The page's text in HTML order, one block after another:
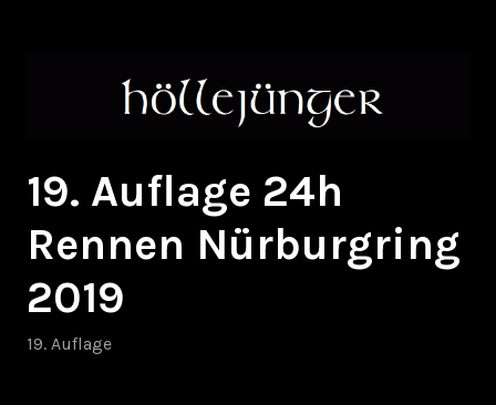
19. Auflage 24h
Rennen Nürburgring
2019
19. Auflage